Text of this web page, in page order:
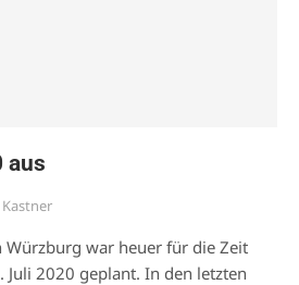
aus
Würzburg war heuer für die Zeit
Juli 2020 geplant. In den letzten